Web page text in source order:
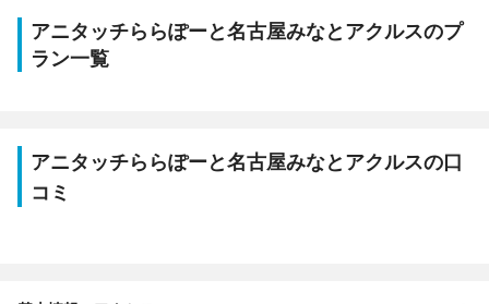
アニタッチららぽーと名古屋みなとアクルスのプ
ラン一覧
アニタッチららぽーと名古屋みなとアクルスの口
コミ